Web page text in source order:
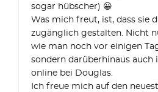
sogar hübscher) 😀
Was mich freut, ist, dass sie
zugänglich gestalten. Nicht
wie man noch vor einigen
sondern darüberhinaus auch
online bei Douglas.
Ich freue mich auf den